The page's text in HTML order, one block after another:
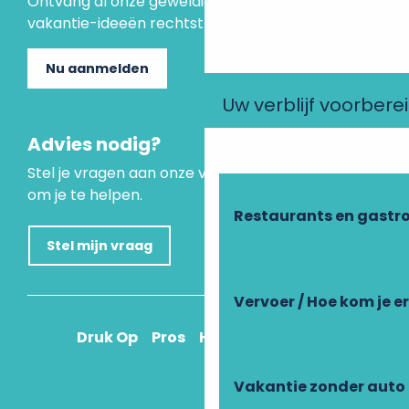
Uw verblijf
Restaurants en
Vervoer / Hoe kom je
Vakantie zonder auto
vakantie-ideeën rechtstreeks in je inbox.
Nu aanmelden
Advies nodig?
Stel je vragen aan onze virtuele assistent, die er is
om je te helpen.
Stel mijn vraag
Druk Op Pros Hoe kom ik daar?